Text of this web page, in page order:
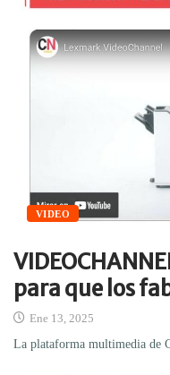
VIDEO
para que los
Ene 13, 2025
La plataforma multimedia de